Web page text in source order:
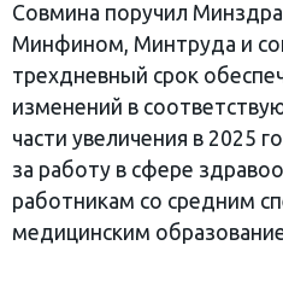
Совмина поручил
Минфином, Минтруда и
трехдневный срок
изменений в
части увеличения в 2025
за работу в сфере
работникам со средним
медицинским